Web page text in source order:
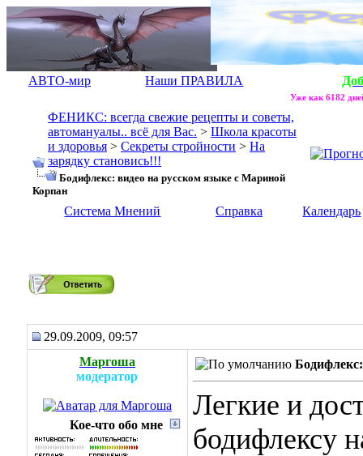
АВТО-мир Наши ПРАВИЛА
Уже как 6182
ФЕНИКС: всегда свежие рецепты и советы,
автомануалы.. всё для Вас. > Школа красоты
и здоровья > Секреты стройности > На
зарядку становись!!!
Бодифлекс: видео на русском языке с Мариной
Корпан
Система Мнений Справка Календарь
29.09.2009, 09:57
Маргоша
модератор
Кое-что обо мне
Легкие и
бодифлексу